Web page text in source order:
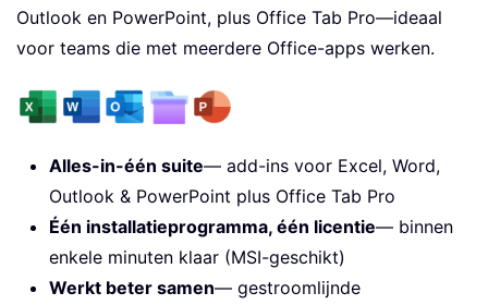
Outlook en PowerPoint, plus Office Tab Pro—ideaal
voor teams die met meerdere Office-apps werken.
Alles-in-één suite— add-ins voor Excel, Word,
Outlook & PowerPoint plus Office Tab Pro
Één installatieprogramma, één licentie— binnen
enkele minuten klaar (MSI-geschikt)
Werkt beter samen— gestroomlijnde